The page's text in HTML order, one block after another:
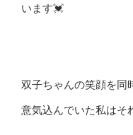
います💓
双子ちゃんの笑顔を同
意気込んでいた私はそ